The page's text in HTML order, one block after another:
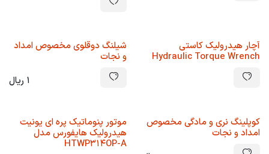
آچار هیدرولیک کاستی
Hydraulic Torque Wrench
شیلنگ دوقلوی مخصوص امداد
و نجات
1 ریال
کوپلینگ نری و مادگی مخصوص
امداد و نجات
موتور پنوماتیک پره ای یونیت
هیدرولیک هایفورس مدل
HTWP314OP-A